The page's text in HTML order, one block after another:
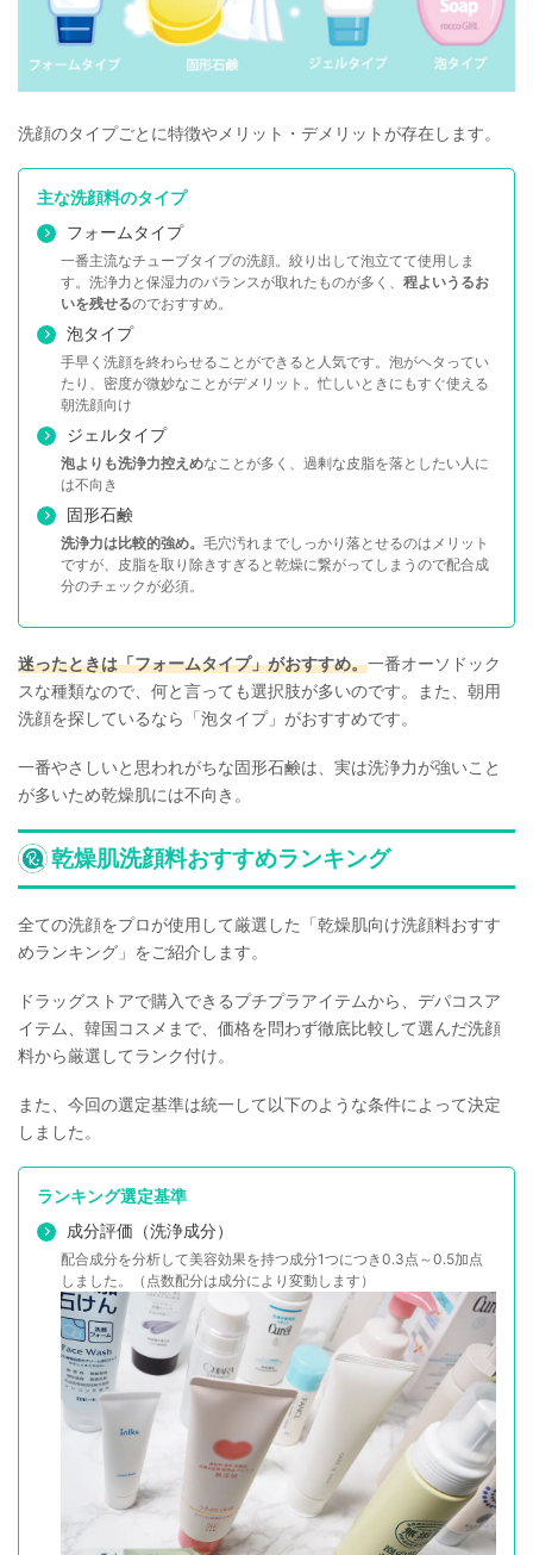
洗顔のタイプごとに特徴やメリット・デメリットが存在します。
主な洗顔料のタイプ
フォームタイプ
一番主流なチューブタイプの洗顔。絞り出して泡立てて使用しま
す。洗浄力と保湿力のバランスが取れたものが多く、 程よいうるお
いを残せるのでおすすめ。
泡タイプ
手早く洗顔を終わらせることができると人気です。泡がヘタってい
たり、密度が微妙なことがデメリット。忙しいときにもすぐ使える
朝洗顔向け
ジェルタイプ
泡よりも洗浄力控えめなことが多く、過剰な皮脂を落としたい人に
は不向き
固形石鹸
洗浄力は比較的強め。 毛穴汚れまでしっかり落とせるのはメリット
ですが、皮脂を取り除きすぎると乾燥に繋がってしまうので配合成
分のチェックが必須。
迷ったときは「フォームタイプ」がおすすめ。一番オーソドック
スな種類なので、何と言っても選択肢が多いのです。また、朝用
洗顔を探しているなら「泡タイプ」がおすすめです。
一番やさしいと思われがちな固形石鹸は、実は洗浄力が強いこと
が多いため乾燥肌には不向き。
乾燥肌洗顔料おすすめランキング
全ての洗顔をプロが使用して厳選した「乾燥肌向け洗顔料おすす
めランキング」をご紹介します。
ドラッグストアで購入できるプチプラアイテムから、デパコスア
イテム、韓国コスメまで、価格を問わず徹底比較して選んだ洗顔
料から厳選してランク付け。
また、今回の選定基準は統一して以下のような条件によって決定
しました。
ランキング選定基準
成分評価（洗浄成分）
配合成分を分析して美容効果を持つ成分1つにつき0.3点～0.5加点
しました。（点数配分は成分により変動します）